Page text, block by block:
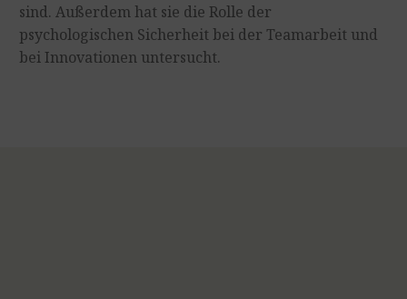
sind. Außerdem hat sie die Rolle der
psychologischen Sicherheit bei der Teamarbeit und
bei Innovationen untersucht.